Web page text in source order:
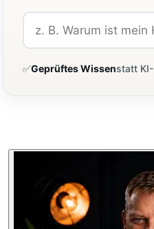
✅Geprüftes Wissenstatt